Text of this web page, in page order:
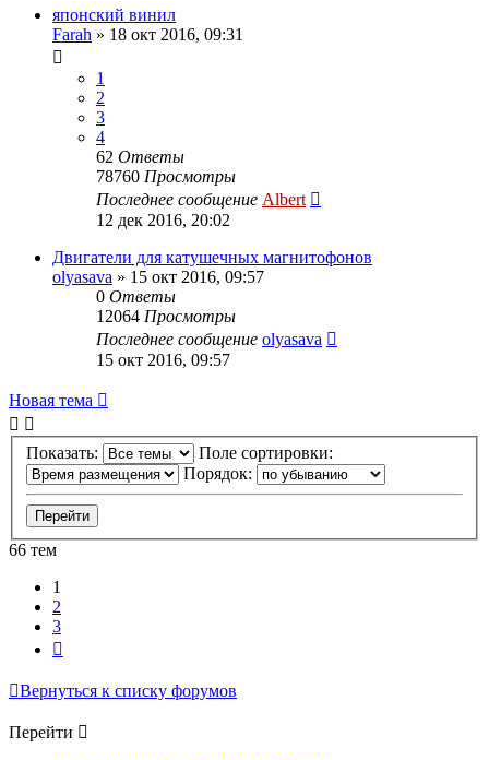
японский винил
Farah » 18 окт 2016, 09:31
1
2
3
4
62 Ответы
78760 Просмотры
Последнее сообщение Albert
12 дек 2016, 20:02
Двигатели для катушечных магнитофонов
olyasava » 15 окт 2016, 09:57
0 Ответы
12064 Просмотры
Последнее сообщение olyasava
15 окт 2016, 09:57
Новая тема
Показать:
Поле сортировки:
Порядок:
66 тем
1
2
3
Вернуться к списку форумов
Перейти